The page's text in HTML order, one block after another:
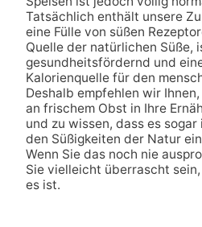
Tatsächlich enthält unsere
eine Fülle von süßen
Quelle der natürlichen Süße,
gesundheitsfördernd und
Kalorienquelle für den
Deshalb empfehlen wir
an frischem Obst in Ihre
und zu wissen, dass es
den Süßigkeiten der Natur
Wenn Sie das noch nie
Sie vielleicht überrascht
es ist.